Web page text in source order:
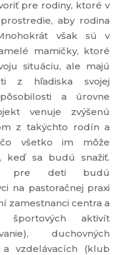
pre rodiny, ktoré v
aby rodina
však sú v
mamičky, ktoré
situáciu, ale majú
z hľadiska svojej
a úrovne
venuje zvýšenú
z takýchto rodín a
všetko im môže
keď sa budú snažiť.
pre deti budú
na pastoračnej praxi
zamestnanci centra a
športových aktivít
duchovných
vzdelávacích (klub